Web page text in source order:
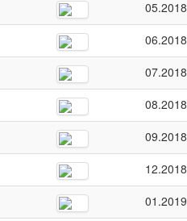
05.2018
06.2018
07.2018
08.2018
09.2018
12.2018
01.2019